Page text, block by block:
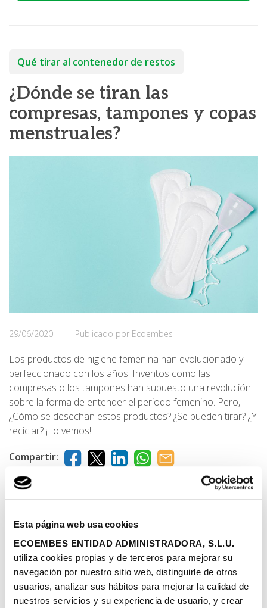
Esta página web usa cookies
ECOEMBES ENTIDAD ADMINISTRADORA, S.L.U.
utiliza cookies propias y de terceros para mejorar su
navegación por nuestro sitio web, distinguirle de otros
usuarios, analizar sus hábitos para mejorar la calidad de
nuestros servicios y su experiencia de usuario, y crear
Qué tirar al contenedor de restos
¿Dónde se tiran las
compresas, tampones y copas
menstruales?
29/06/2020 | Publicado por Ecoembes
Los productos de higiene femenina han evolucionado y
perfeccionado con los años. Inventos como las
compresas o los tampones han supuesto una revolución
sobre la forma de entender el periodo femenino. Pero,
¿Cómo se desechan estos productos? ¿Se pueden tirar? ¿Y
reciclar? ¡Lo vemos!
Compartir:
Qué tirar al contenedor de restos
Dónde tirar bolsas